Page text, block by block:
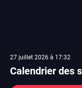
27 juillet 2026 à 17:32
Calendrier des